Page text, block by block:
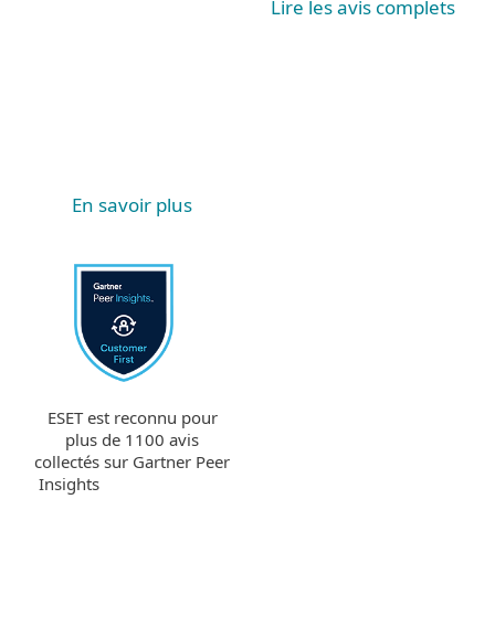
En savoir plus
Lire les avis complets
ESET est reconnu pour
plus de 1100 avis
collectés sur Gartner Peer
Insights